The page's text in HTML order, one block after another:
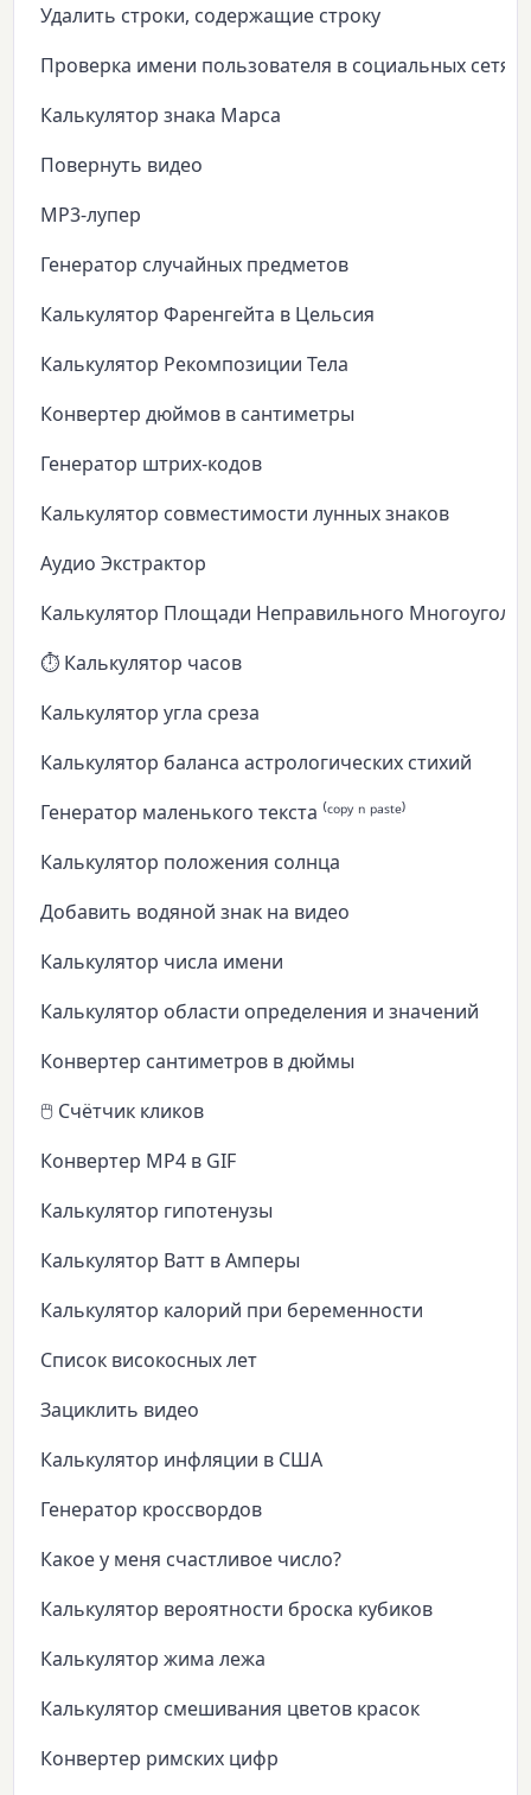
Удалить строки, содержащие строку
Проверка имени пользователя в социальных сетях
Калькулятор знака Марса
Повернуть видео
MP3-лупер
Генератор случайных предметов
Калькулятор Фаренгейта в Цельсия
Калькулятор Рекомпозиции Тела
Конвертер дюймов в сантиметры
Генератор штрих-кодов
Калькулятор совместимости лунных знаков
Аудио Экстрактор
Калькулятор Площади Неправильного
⏱️ Калькулятор часов
Калькулятор угла среза
Калькулятор баланса астрологических стихий
Генератор маленького текста ⁽ᶜᵒᵖʸ ⁿ ᵖᵃˢᵗᵉ⁾
Калькулятор положения солнца
Добавить водяной знак на видео
Калькулятор числа имени
Калькулятор области определения и значений
Конвертер сантиметров в дюймы
🖱️ Счётчик кликов
Конвертер MP4 в GIF
Калькулятор гипотенузы
Калькулятор Ватт в Амперы
Калькулятор калорий при беременности
Список високосных лет
Зациклить видео
Калькулятор инфляции в США
Генератор кроссвордов
Какое у меня счастливое число?
Калькулятор вероятности броска кубиков
Калькулятор жима лежа
Калькулятор смешивания цветов красок
Конвертер римских цифр